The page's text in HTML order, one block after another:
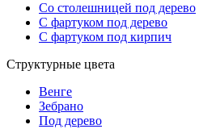
Со столешницей под дерево
С фартуком под дерево
С фартуком под кирпич
Структурные цвета
Венге
Зебрано
Под дерево